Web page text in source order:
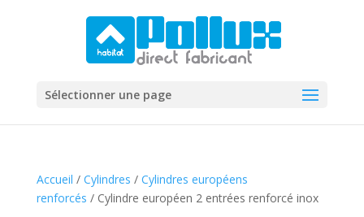
Sélectionner une page
Accueil / Cylindres / Cylindres européens
renforcés / Cylindre européen 2 entrées renforcé inox